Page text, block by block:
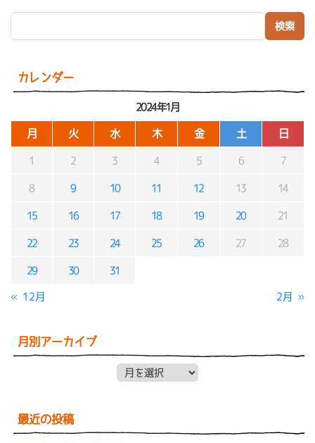
カレンダー
2024年1月
月 火 水 木 金 土 日
1 2 3 4 5 6 7
8 9 10 11 12 13 14
15 16 17 18 19 20 21
22 23 24 25 26 27 28
29 30 31
« 12月 2月 »
月別アーカイブ
最近の投稿